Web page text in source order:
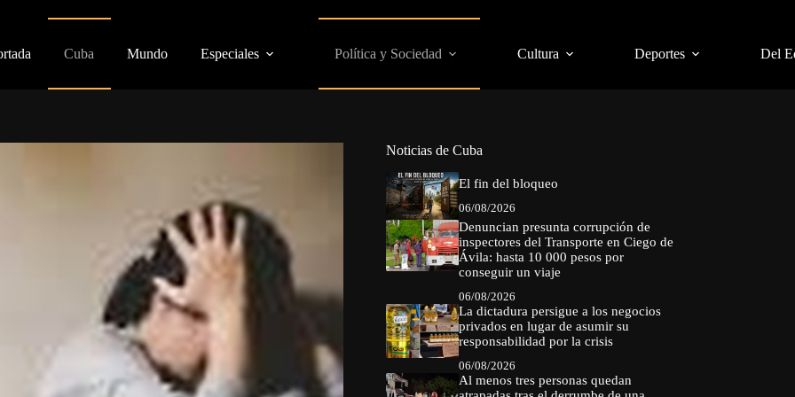
Cuba Mundo Especiales Política y Sociedad Cultura Deportes Del
Noticias de Cuba
El fin del bloqueo
06/08/2026
Denuncian presunta corrupción de
inspectores del Transporte en Ciego de
Ávila: hasta 10 000 pesos por
conseguir un viaje
06/08/2026
La dictadura persigue a los negocios
privados en lugar de asumir su
responsabilidad por la crisis
06/08/2026
Al menos tres personas quedan